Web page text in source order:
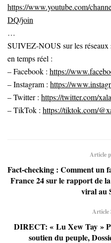
https://www.youtube.com/
DQ/join
…
SUIVEZ-NOUS sur les réseaux
en temps réel :
– Facebook : https://
– Instagram : https://
– Twitter : https://twitter.com/
– TikTok : https://tiktok.com/
Article
Fact-checking : Comment un
France 24 sur le rapport de
viral au
Article
DIRECT: « Lu Xew Tay »
soutien du peuple,